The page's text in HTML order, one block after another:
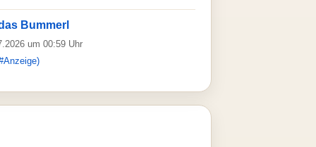
Bummerl
um 00:59 Uhr